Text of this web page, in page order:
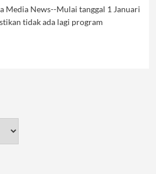
Media News--Mulai tanggal 1 Januari
tidak ada lagi program